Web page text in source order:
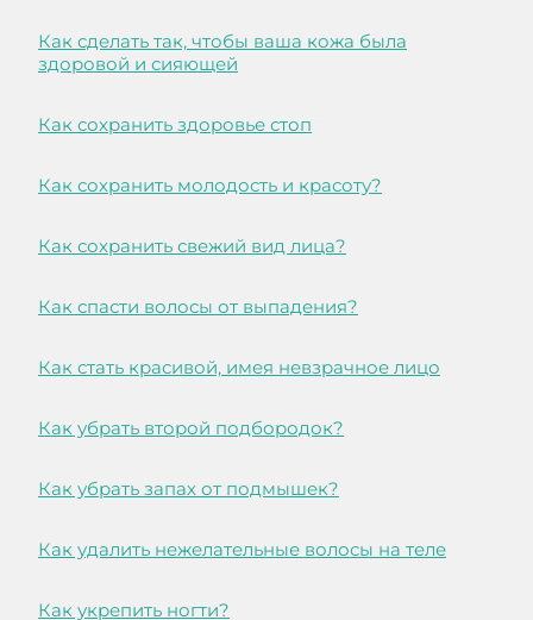
Как сделать так, чтобы ваша кожа была
здоровой и сияющей
Как сохранить здоровье стоп
Как сохранить молодость и красоту?
Как сохранить свежий вид лица?
Как спасти волосы от выпадения?
Как стать красивой, имея невзрачное лицо
Как убрать второй подбородок?
Как убрать запах от подмышек?
Как удалить нежелательные волосы на теле
Как укрепить ногти?